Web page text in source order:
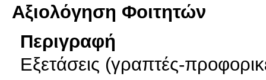
Αξιολόγηση Φοιτητών
Περιγραφή
Εξετάσεις (γραπτές-